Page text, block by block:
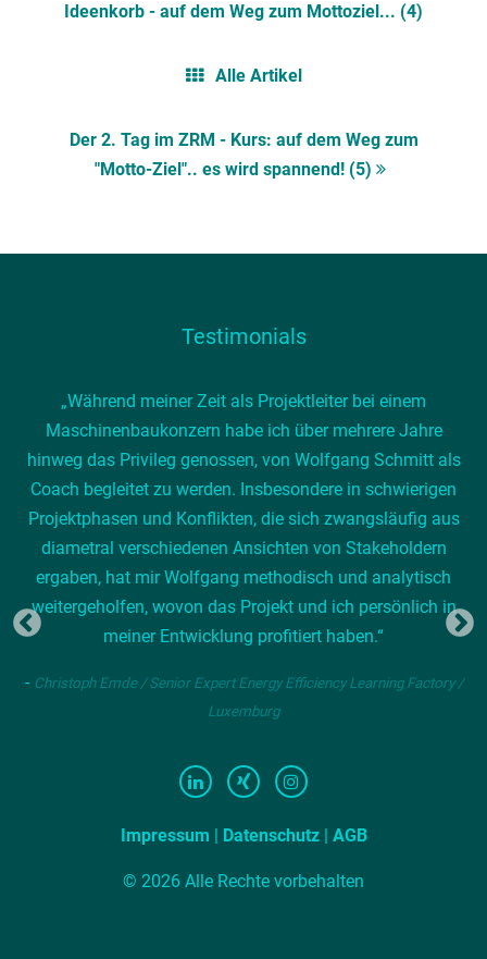
Ideenkorb - auf dem Weg zum Mottoziel... (4)
Alle Artikel
Der 2. Tag im ZRM - Kurs: auf dem Weg zum
"Motto-Ziel".. es wird spannend! (5)
Testimonials
„Während meiner Zeit als Projektleiter bei einem
Maschinenbaukonzern habe ich über mehrere Jahre
hinweg das Privileg genossen, von Wolfgang Schmitt als
Coach begleitet zu werden. Insbesondere in schwierigen
Projektphasen und Konflikten, die sich zwangsläufig aus
diametral verschiedenen Ansichten von Stakeholdern
ergaben, hat mir Wolfgang methodisch und analytisch
weitergeholfen, wovon das Projekt und ich persönlich in
meiner Entwicklung profitiert haben.“
- Christoph Emde / Senior Expert Energy Efficiency Learning Factory /
Luxemburg
Impressum Datenschutz| AGB
© 2026 Alle Rechte vorbehalten